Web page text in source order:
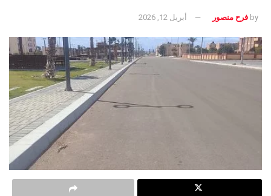
by فرح منصور أبريل 12, 2026